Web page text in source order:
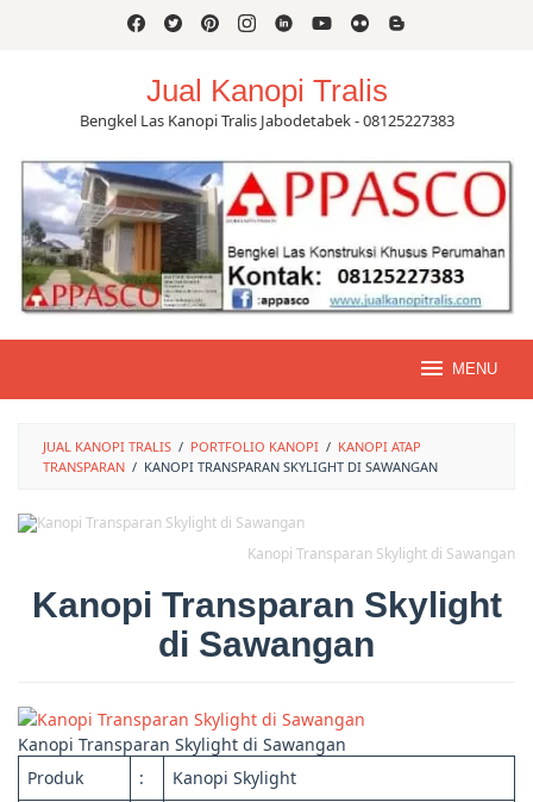
Jual Kanopi Tralis
Bengkel Las Kanopi Tralis Jabodetabek - 08125227383
MENU
JUAL KANOPI TRALIS / PORTFOLIO KANOPI / KANOPI ATAP
TRANSPARAN / KANOPI TRANSPARAN SKYLIGHT DI SAWANGAN
Kanopi Transparan Skylight di Sawangan
Kanopi Transparan Skylight
di Sawangan
Kanopi Transparan Skylight di Sawangan
Produk
:
Kanopi Skylight